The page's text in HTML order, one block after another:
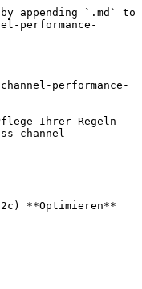
appending `.md` to
performance-
performance-
Ihrer Regeln
channel-
**Optimieren**